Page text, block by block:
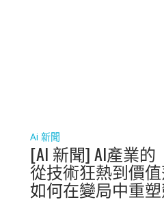
Ai 新聞
[AI 新聞] AI產業的
從技術狂熱到價
如何在變局中重